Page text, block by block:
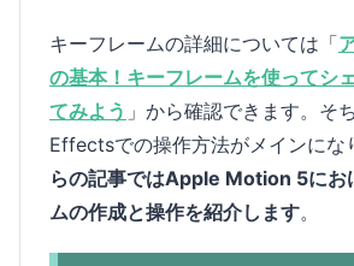
キーフレームの詳細については「
の基本！キーフレームを使ってシ
てみよう 」から確認できます。そ
Effectsでの操作方法がメインにな
らの記事ではApple Motion 5にお
ムの作成と操作を紹介します。